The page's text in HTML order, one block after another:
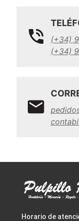
(+34)
(+34)
Horario de